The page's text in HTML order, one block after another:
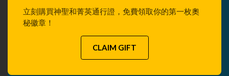
立刻購買神聖和菁英通行證，免費領取你的第一枚奧
秘徽章！
CLAIM GIFT